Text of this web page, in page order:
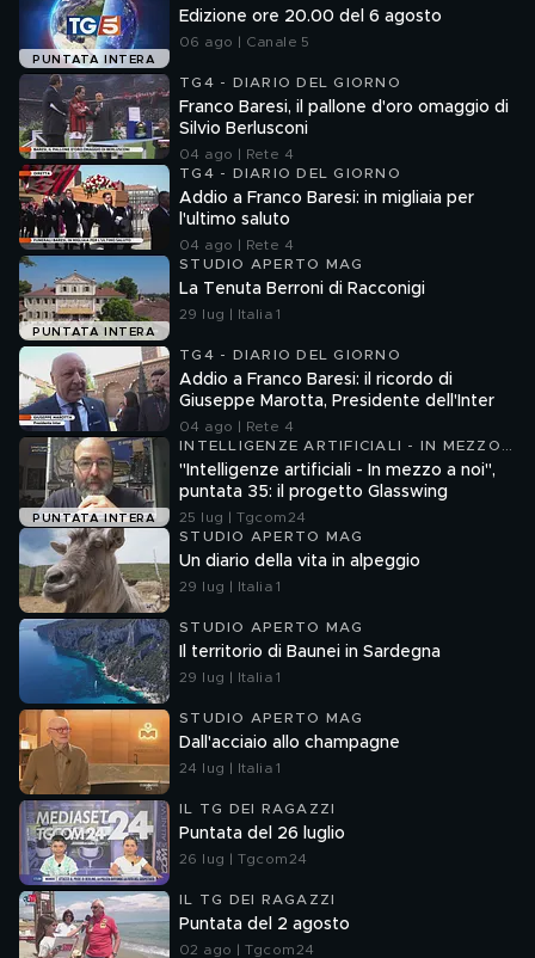
PUNTATA INTERA
Edizione ore 20.00 del 6 agosto
06 ago | Canale 5
TG4 - DIARIO DEL GIORNO
Franco Baresi, il pallone d'oro omaggio di
Silvio Berlusconi
04 ago | Rete 4
TG4 - DIARIO DEL GIORNO
Addio a Franco Baresi: in migliaia per
l'ultimo saluto
04 ago | Rete 4
PUNTATA INTERA
STUDIO APERTO MAG
La Tenuta Berroni di Racconigi
29 lug | Italia 1
TG4 - DIARIO DEL GIORNO
Addio a Franco Baresi: il ricordo di
Giuseppe Marotta, Presidente dell'Inter
04 ago | Rete 4
PUNTATA INTERA
INTELLIGENZE ARTIFICIALI - IN MEZZO
A NOI
"Intelligenze artificiali - In mezzo a noi",
puntata 35: il progetto Glasswing
25 lug | Tgcom24
STUDIO APERTO MAG
Un diario della vita in alpeggio
29 lug | Italia 1
STUDIO APERTO MAG
Il territorio di Baunei in Sardegna
29 lug | Italia 1
STUDIO APERTO MAG
Dall'acciaio allo champagne
24 lug | Italia 1
IL TG DEI RAGAZZI
Puntata del 26 luglio
26 lug | Tgcom24
IL TG DEI RAGAZZI
Puntata del 2 agosto
02 ago | Tgcom24